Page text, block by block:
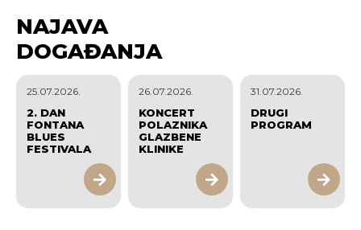
NAJAVA
DOGAĐANJA
25.07.2026.
2. DAN
FONTANA
BLUES
FESTIVALA
26.07.2026.
KONCERT
POLAZNIKA
GLAZBENE
KLINIKE
31.07.2026.
DRUGI
PROGRAM